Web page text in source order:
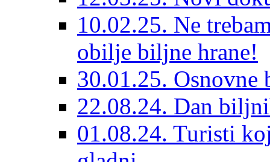
10.02.25. Ne
obilje biljne hrane!
30.01.25. Osnovne
22.08.24. Dan
01.08.24. Turisti